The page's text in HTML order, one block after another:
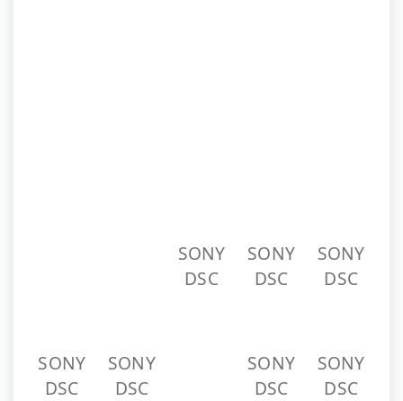
SONY
DSC
SONY
DSC
SONY
DSC
SONY
DSC
SONY
DSC
SONY
DSC
SONY
DSC